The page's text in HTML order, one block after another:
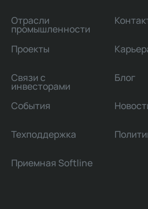
Отрасли
промышленности
Проекты
Связи с
инвесторами
Блог
События
Техподдержка
Приемная Softline